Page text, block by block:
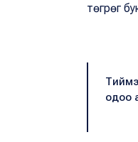
төгрөг
одоо